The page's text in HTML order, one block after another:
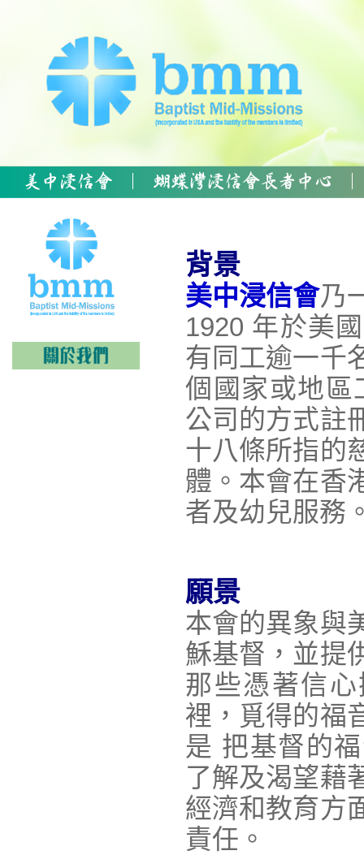
背景
美中浸信會乃
1920 年於美
有同工逾一千
個國家或地區
公司的方式註
十八條所指的
體。本會在香
者及幼兒服務
願景
本會的異象與
穌基督，並提
那些憑著信
裡，覓得的福
是 把基督的
了解及渴望藉
經濟和教育方
責任。